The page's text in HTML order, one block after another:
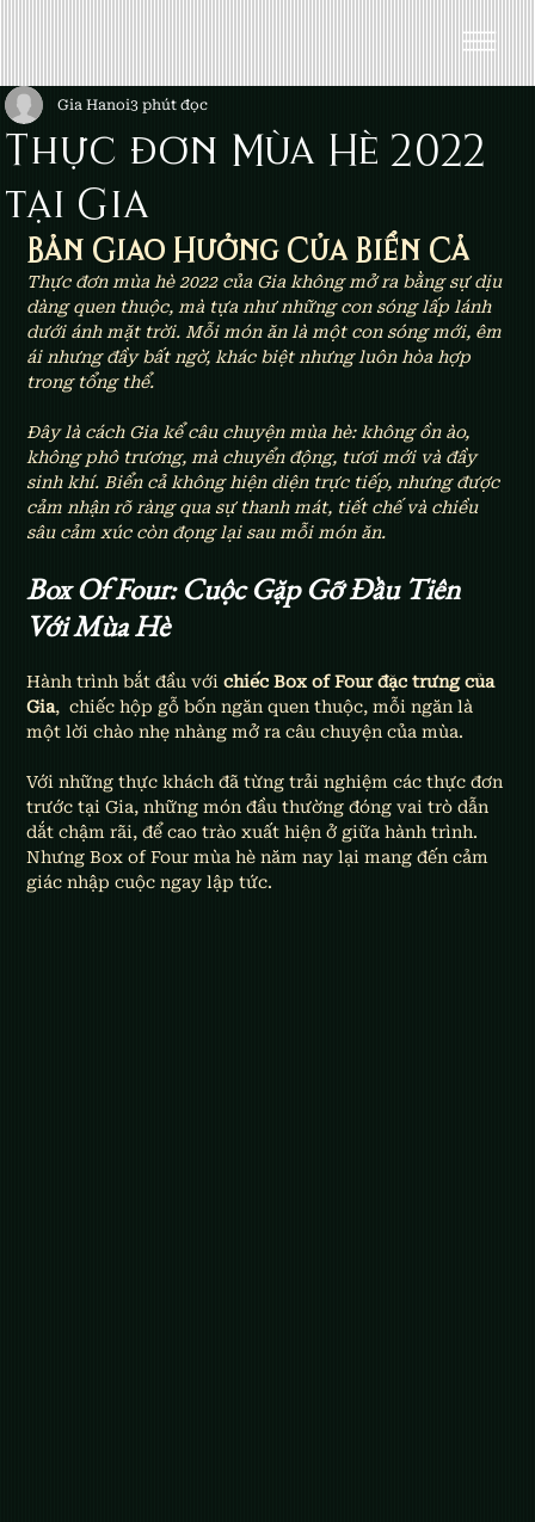
Thực đơn Mùa Hè 2022
tại Gia
Gia Hanoi3 phút đọc
Bản Giao Hưởng Của Biển Cả
Thực đơn mùa hè 2022 của Gia không mở ra bằng sự dịu
dàng quen thuộc, mà tựa như những con sóng lấp lánh
dưới ánh mặt trời. Mỗi món ăn là một con sóng mới, êm
ái nhưng đầy bất ngờ, khác biệt nhưng luôn hòa hợp
trong tổng thể.
Đây là cách Gia kể câu chuyện mùa hè: không ồn ào,
không phô trương, mà chuyển động, tươi mới và đầy
sinh khí. Biển cả không hiện diện trực tiếp, nhưng được
cảm nhận rõ ràng qua sự thanh mát, tiết chế và chiều
sâu cảm xúc còn đọng lại sau mỗi món ăn.
Box Of Four: Cuộc Gặp Gỡ Đầu Tiên
Với Mùa Hè
Hành trình bắt đầu với chiếc Box of Four đặc trưng của
Gia,  chiếc hộp gỗ bốn ngăn quen thuộc, mỗi ngăn là
một lời chào nhẹ nhàng mở ra câu chuyện của mùa.
Với những thực khách đã từng trải nghiệm các thực đơn
trước tại Gia, những món đầu thường đóng vai trò dẫn
dắt chậm rãi, để cao trào xuất hiện ở giữa hành trình.
Nhưng Box of Four mùa hè năm nay lại mang đến cảm
giác nhập cuộc ngay lập tức.